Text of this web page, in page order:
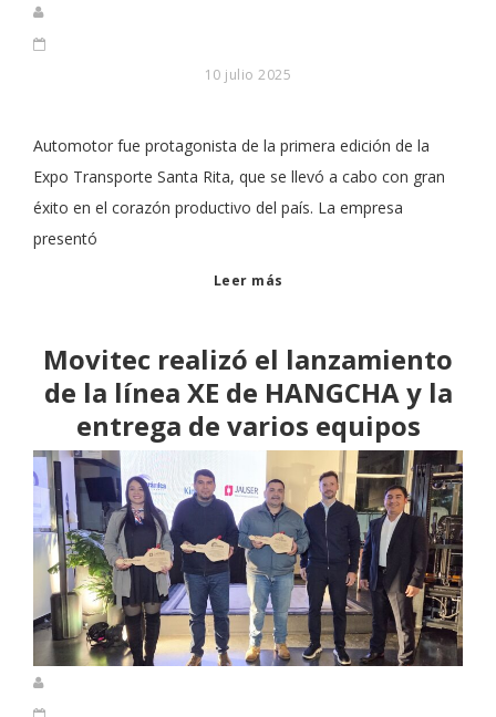
10 julio 2025
Automotor fue protagonista de la primera edición de la
Expo Transporte Santa Rita, que se llevó a cabo con gran
éxito en el corazón productivo del país. La empresa
presentó
Leer más
Movitec realizó el lanzamiento
de la línea XE de HANGCHA y la
entrega de varios equipos